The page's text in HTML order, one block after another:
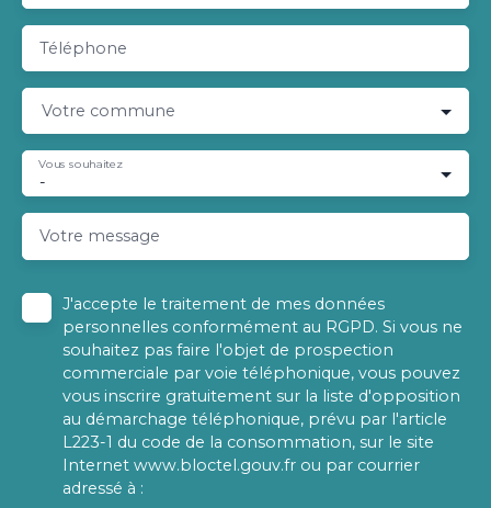
Téléphone
Votre commune
-
Vous souhaitez
Votre message
J'accepte le traitement de mes données
personnelles conformément au RGPD. Si vous ne
souhaitez pas faire l'objet de prospection
commerciale par voie téléphonique, vous pouvez
vous inscrire gratuitement sur la liste d'opposition
au démarchage téléphonique, prévu par l'article
L223-1 du code de la consommation, sur le site
Internet www.bloctel.gouv.fr ou par courrier
adressé à :